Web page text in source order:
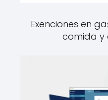
Exenciones en
comida y